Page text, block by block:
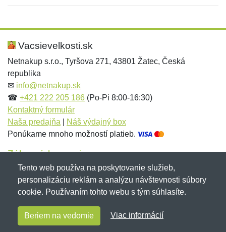
Hodnotenie:
Meno:*
E-mail:
Správa*
Meno:
E-mail:*
Správa*
Vacsievelkosti.sk
Netnakup s.r.o., Tyršova 271, 43801 Žatec, Česká
republika
✉ info@netnakup.sk
☎ +421 222 205 186 (Po-Pi 8:00-16:30)
Kontaktný formulár
Naša predajňa
Náš výdajný box
Ponúkame mnoho možností platieb.
Zákaznícky servis
Novinky emailom
Copyright © 2007-2026 (19 rokov s vami)Netnakup.sk
NetIQ. Všetky práva vyhradené.
Tento web používa na poskytovanie služieb,
personalizáciu reklám a analýzu návštevnosti súbory
cookie. Používaním tohto webu s tým súhlasíte.
Beriem na vedomie Viac informácií